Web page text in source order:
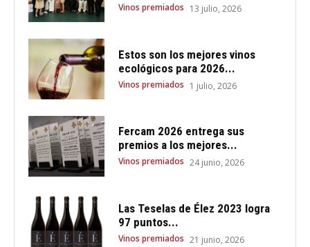
Vinos premiados 13 julio, 2026
Estos son los mejores vinos
ecológicos para 2026...
Vinos premiados 1 julio, 2026
Fercam 2026 entrega sus
premios a los mejores...
Vinos premiados 24 junio, 2026
Las Teselas de Élez 2023 logra
97 puntos...
Vinos premiados 21 junio, 2026